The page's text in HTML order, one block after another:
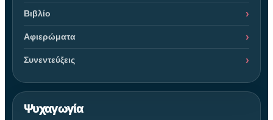
Βιβλίο
Αφιερώματα
Συνεντεύξεις
Ψυχαγωγία